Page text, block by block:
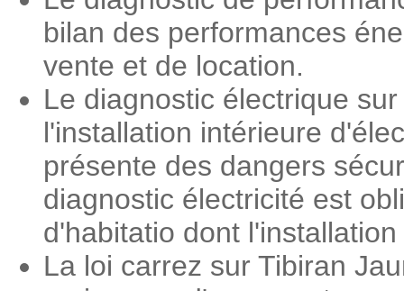
bilan des performances
vente et de location.
Le diagnostic électrique
l'installation intérieure
présente des dangers
diagnostic électricité est
d'habitatio dont
La loi carrez sur Tibiran